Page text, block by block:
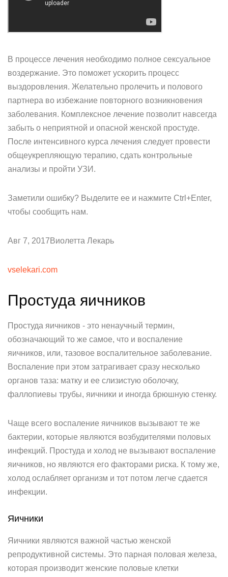
В процессе лечения необходимо полное сексуальное
воздержание. Это поможет ускорить процесс
выздоровления. Желательно пролечить и полового
партнера во избежание повторного возникновения
заболевания. Комплексное лечение позволит навсегда
забыть о неприятной и опасной женской простуде.
После интенсивного курса лечения следует провести
общеукрепляющую терапию, сдать контрольные
анализы и пройти УЗИ.
Заметили ошибку? Выделите ее и нажмите Ctrl+Enter,
чтобы сообщить нам.
Авг 7, 2017Виолетта Лекарь
vselekari.com
Простуда яичников
Простуда яичников - это ненаучный термин,
обозначающий то же самое, что и воспаление
яичников, или, тазовое воспалительное заболевание.
Воспаление при этом затрагивает сразу несколько
органов таза: матку и ее слизистую оболочку,
фаллопиевы трубы, яичники и иногда брюшную стенку.
Чаще всего воспаление яичников вызывают те же
бактерии, которые являются возбудителями половых
инфекций. Простуда и холод не вызывают воспаление
яичников, но являются его факторами риска. К тому же,
холод ослабляет организм и тот потом легче сдается
инфекции.
Яичники
Яичники являются важной частью женской
репродуктивной системы. Это парная половая железа,
которая производит женские половые клетки